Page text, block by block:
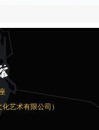
A座
术有限公司）